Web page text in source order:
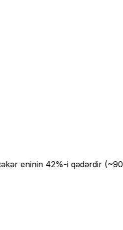
eninin 42%-i qədərdir (~90